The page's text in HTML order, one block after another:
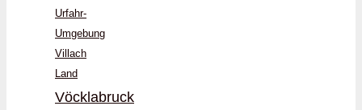
Urfahr-
Umgebung
Villach
Land
Vöcklabruck